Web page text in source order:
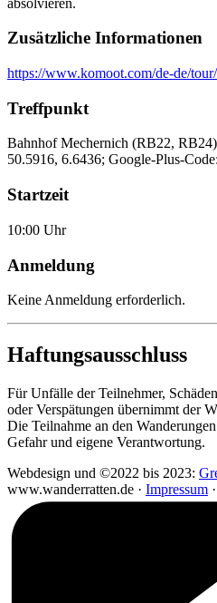
Zusätzliche Informationen
https://www.komoot.com/de-de/
Treffpunkt
Bahnhof Mechernich (RB22,
50.5916, 6.6436; Google-Plus-
Startzeit
10:00 Uhr
Anmeldung
Keine Anmeldung erforderlich.
Haftungsausschluss
Für Unfälle der Teilnehmer,
oder Verspätungen übernimmt der
Die Teilnahme an den
Gefahr und eigene Verantwortung.
Webdesign und ©2022 bis 2023:
www.wanderratten.de · Impressum ·